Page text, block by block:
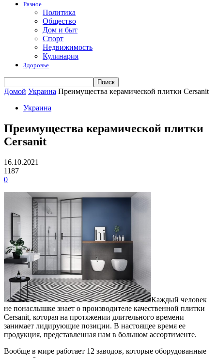
Разное
Политика
Общество
Дом и быт
Спорт
Недвижимость
Кулинария
Здоровье
Домой Украина Преимущества керамической плитки Cersanit
Украина
Преимущества керамической плитки
Cersanit
16.10.2021
1187
0
Каждый человек
не понаслышке знает о производителе качественной плитки
Cersanit, которая на протяжении длительного времени
занимает лидирующие позиции. В настоящее время ее
продукция, представленная нам в большом ассортименте.
Вообще в мире работает 12 заводов, которые оборудованные